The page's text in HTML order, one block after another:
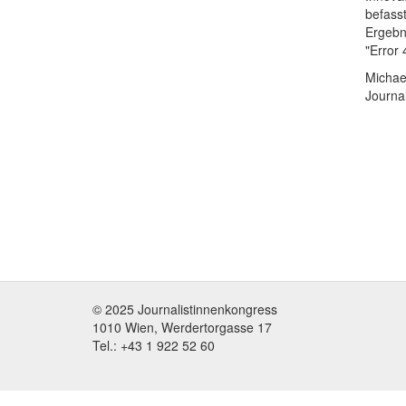
"Error
© 2025 Journalistinnenkongress
1010 Wien, Werdertorgasse 17
Tel.: +43 1 922 52 60